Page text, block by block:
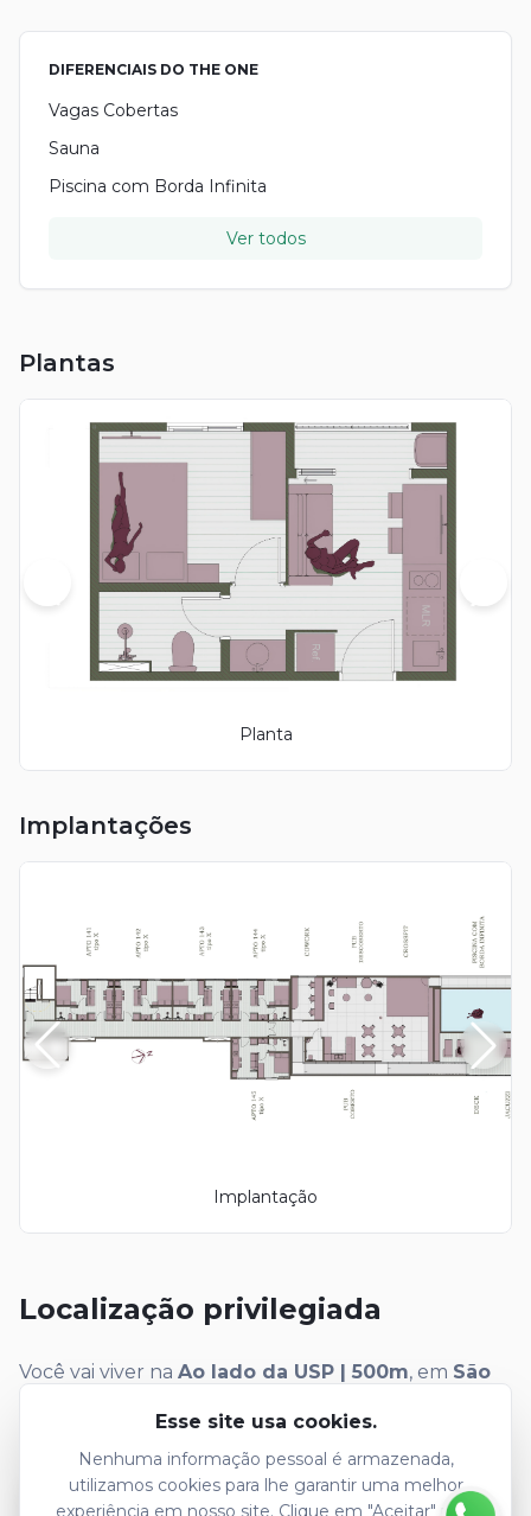
Esse site usa cookies.
Nenhuma informação pessoal é armazenada,
utilizamos cookies para lhe garantir uma melhor
experiência em nosso site. Clique em "Aceitar" para
DIFERENCIAIS DO THE ONE
Vagas Cobertas
Sauna
Piscina com Borda Infinita
Ver todos
Plantas
Planta
Implantações
Implantação
Localização privilegiada
Você vai viver na Ao lado da USP | 500m, em São
e infraestrutura completa.